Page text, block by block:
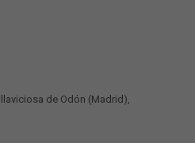
de Odón (Madrid),